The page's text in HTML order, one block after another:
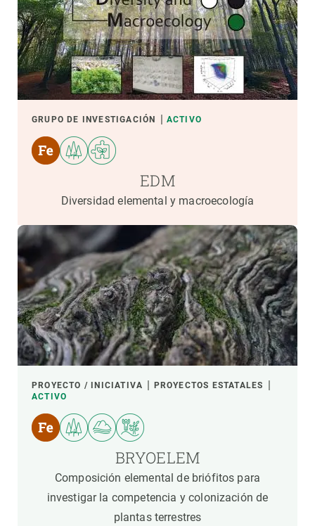
GRUPO DE INVESTIGACIÓN ACTIVO
EDM
Diversidad elemental y macroecología
PROYECTO / INICIATIVA
PROYECTOS ESTATALES
ACTIVO
BRYOELEM
Composición elemental de briófitos para
investigar la competencia y colonización de
plantas terrestres